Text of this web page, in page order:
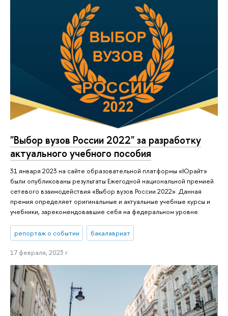
"Выбор вузов России 2022" за разработку
актуального учебного пособия
31 января 2023 на сайте образовательной платформы «Юрайт»
были опубликованы результаты Ежегодной национальной премией
сетевого взаимодействия «Выбор вузов России 2022». Данная
премия определяет оригинальные и актуальные учебные курсы и
учебники, зарекомендовавшие себя на федеральном уровне.
репортаж о событии бакалавриат
17 февраля, 2023 г.